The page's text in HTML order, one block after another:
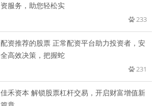
资服务，助您轻松实
233
配资推荐的股票 正常配资平台助力投资者，安
全高效决策，把握蛇
231
佳禾资本 解锁股票杠杆交易，开启财富增值新